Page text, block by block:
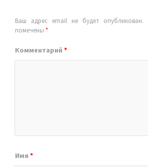
Ваш адрес email не будет опубликован.
помечены *
Комментарий *
Имя *